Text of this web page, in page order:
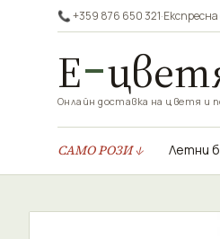
📞 +359 876 650 321·
Е
Онлайн доставка на цветя и
САМО РОЗИ ↓ Летни